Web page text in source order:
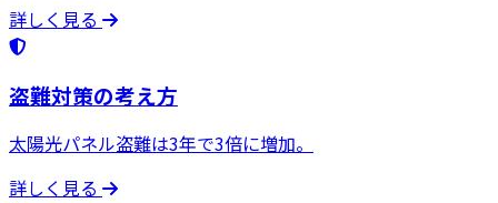
詳しく見る
盗難対策の考え方
太陽光パネル盗難は3年で3倍に増加。
詳しく見る